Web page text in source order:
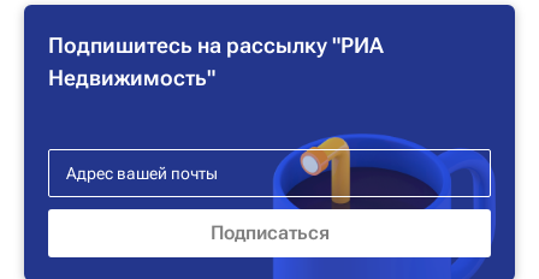
Подпишитесь на рассылку "РИА
Недвижимость"